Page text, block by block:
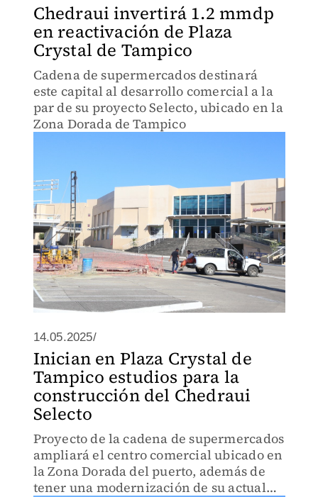
Chedraui invertirá 1.2 mmdp
en reactivación de Plaza
Crystal de Tampico
Cadena de supermercados destinará
este capital al desarrollo comercial a la
par de su proyecto Selecto, ubicado en la
Zona Dorada de Tampico
14.05.2025/
Inician en Plaza Crystal de
Tampico estudios para la
construcción del Chedraui
Selecto
Proyecto de la cadena de supermercados
ampliará el centro comercial ubicado en
la Zona Dorada del puerto, además de
tener una modernización de su actual